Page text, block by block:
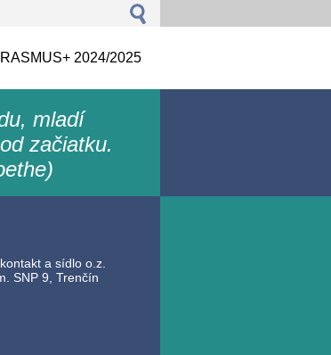
2024/2025
mladí
začiatku.
a sídlo o.z.
SNP 9, Trenčín